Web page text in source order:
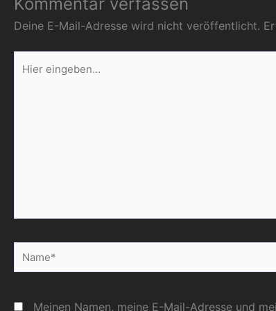
Deine E-Mail-Adresse wird nicht veröffentlicht.
eingeben…
Meinen Namen, meine E-Mail-Adresse und